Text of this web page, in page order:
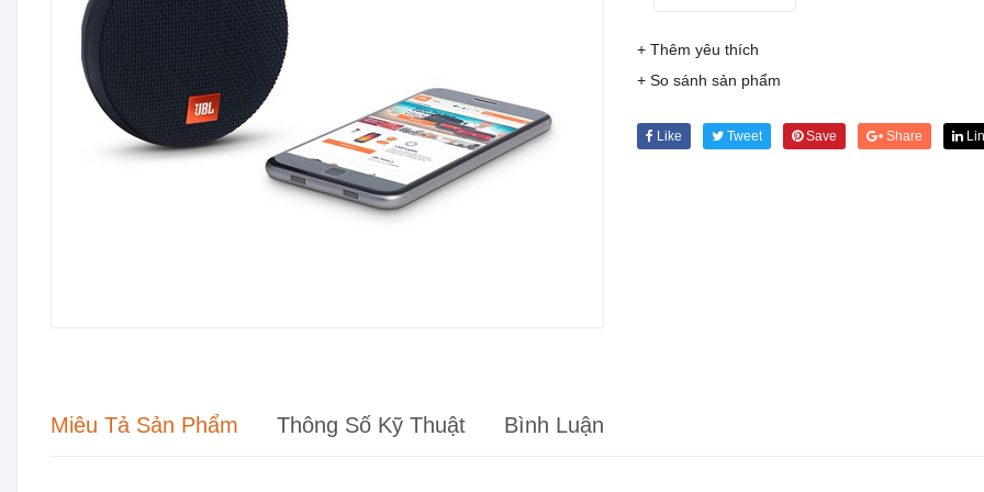
+ Thêm yêu thích
+ So sánh sản phẩm
Like Tweet Save Share
Miêu Tả Sản Phẩm Thông Số Kỹ Thuật Bình Luận